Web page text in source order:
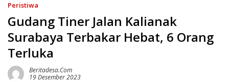
Peristiwa
Gudang Tiner Jalan Kalianak
Surabaya Terbakar Hebat, 6 Orang
Terluka
Beritadesa.com
19 Desember 2023